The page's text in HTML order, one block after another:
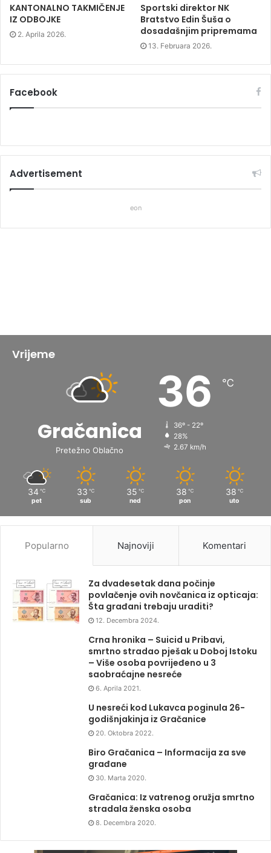
KANTONALNO TAKMIČENJE
IZ ODBOJKE
2. Aprila 2026.
Sportski direktor NK
Bratstvo Edin Šuša o
dosadašnjim pripremama
13. Februara 2026.
Facebook
Advertisement
eon
Vrijeme
Gračanica
Pretežno Oblačno
36 ℃
36º - 22º
28%
2.67 km/h
34 ℃
pet
33 ℃
sub
35 ℃
ned
38 ℃
pon
38 ℃
uto
Popularno Najnoviji Komentari
Za dvadesetak dana počinje
povlačenje ovih novčanica iz opticaja:
Šta građani trebaju uraditi?
12. Decembra 2024.
Crna hronika – Suicid u Pribavi,
smrtno stradao pješak u Doboj Istoku
– Više osoba povrijeđeno u 3
saobraćajne nesreće
6. Aprila 2021.
U nesreći kod Lukavca poginula 26-
godišnjakinja iz Gračanice
20. Oktobra 2022.
Biro Gračanica – Informacija za sve
građane
30. Marta 2020.
Gračanica: Iz vatrenog oružja smrtno
stradala ženska osoba
8. Decembra 2020.